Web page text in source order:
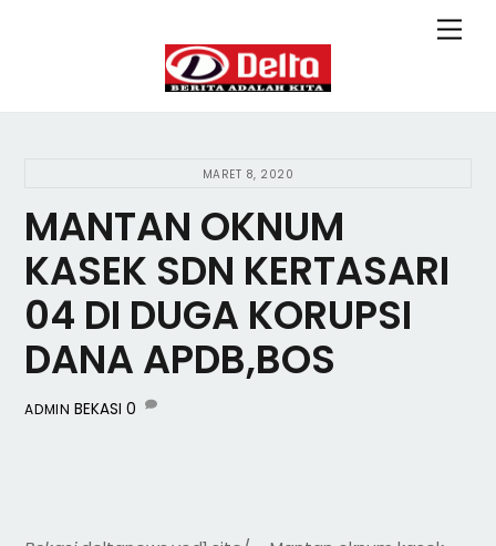
MARET 8, 2020
MANTAN OKNUM
KASEK SDN KERTASARI
04 DI DUGA KORUPSI
DANA APDB,BOS
ADMIN BEKASI 0
To
Top